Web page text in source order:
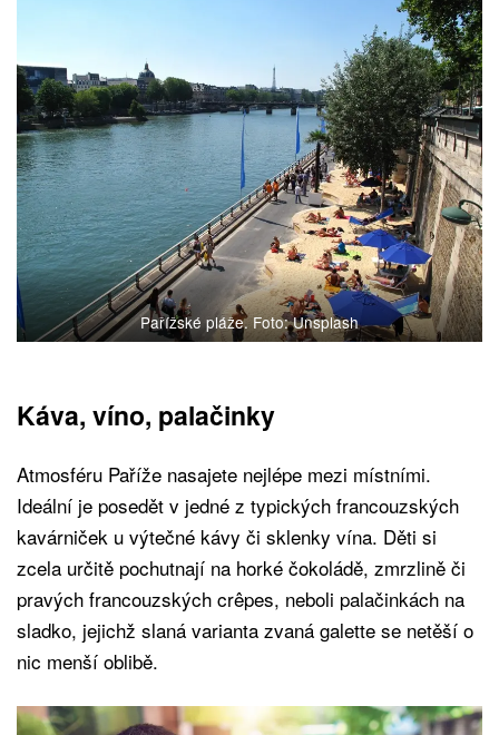
Pařížské pláže. Foto: Unsplash
Káva, víno, palačinky
Atmosféru Paříže nasajete nejlépe mezi místními.
Ideální je posedět v jedné z typických francouzských
kavárniček u výtečné kávy či sklenky vína. Děti si
zcela určitě pochutnají na horké čokoládě, zmrzlině či
pravých francouzských crêpes, neboli palačinkách na
sladko, jejichž slaná varianta zvaná galette se netěší o
nic menší oblibě.